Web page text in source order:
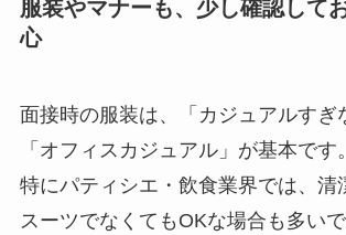
服装やマナーも、少し確認して
心
面接時の服装は、「カジュアルすぎ
「オフィスカジュアル」が基本です。
特にパティシエ・飲食業界では、清
スーツでなくてもOKな場合も多いで